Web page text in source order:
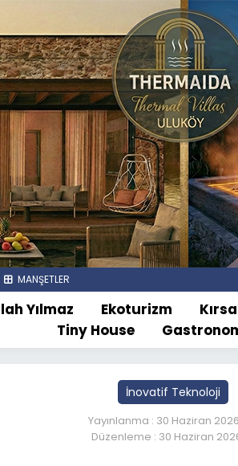
MANŞETLER
Yılmaz Ekoturizm
Tiny House
İnovatif Teknoloji
Yayınlanma : 30 Haziran
Düzenleme : 30 Haziran 2026